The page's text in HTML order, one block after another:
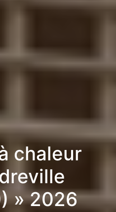
chaleur
» 2026